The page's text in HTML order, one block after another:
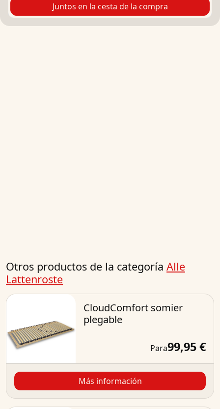
Juntos en la cesta de la compra
Otros productos de la categoría Alle
Lattenroste
CloudComfort somier
plegable
Para99,95 €
Más información